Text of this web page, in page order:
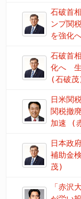
石破首
ンプ関
を強化
石破首
化へ 生
(石破
日米関
関税撤
加速 (
日本政
補助金
茂)
「赤沢